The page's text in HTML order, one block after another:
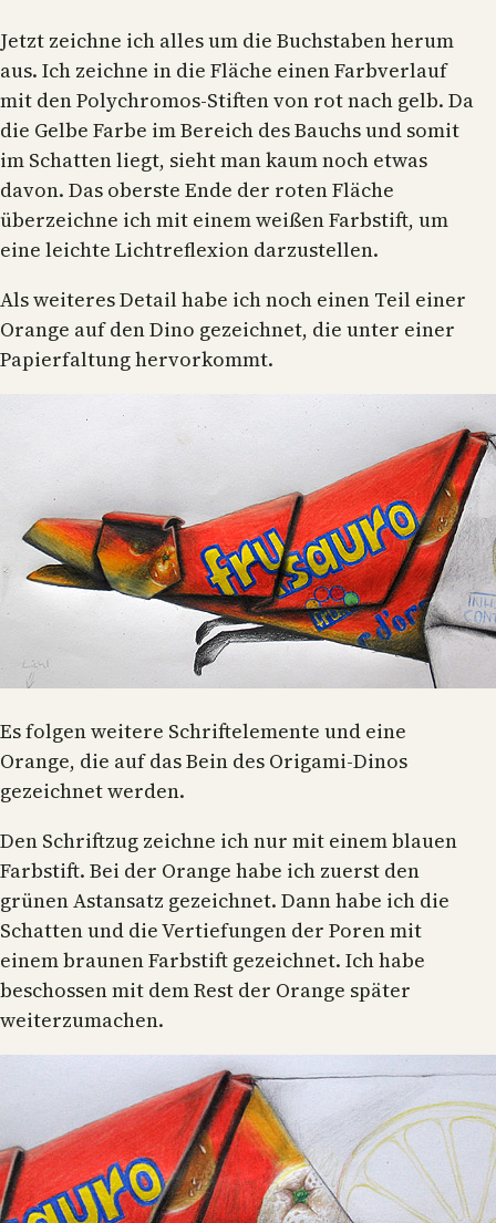
Jetzt zeichne ich alles um die Buchstaben herum
aus. Ich zeichne in die Fläche einen Farbverlauf
mit den Polychromos-Stiften von rot nach gelb. Da
die Gelbe Farbe im Bereich des Bauchs und somit
im Schatten liegt, sieht man kaum noch etwas
davon. Das oberste Ende der roten Fläche
überzeichne ich mit einem weißen Farbstift, um
eine leichte Lichtreflexion darzustellen.
Als weiteres Detail habe ich noch einen Teil einer
Orange auf den Dino gezeichnet, die unter einer
Papierfaltung hervorkommt.
Es folgen weitere Schriftelemente und eine
Orange, die auf das Bein des Origami-Dinos
gezeichnet werden.
Den Schriftzug zeichne ich nur mit einem blauen
Farbstift. Bei der Orange habe ich zuerst den
grünen Astansatz gezeichnet. Dann habe ich die
Schatten und die Vertiefungen der Poren mit
einem braunen Farbstift gezeichnet. Ich habe
beschossen mit dem Rest der Orange später
weiterzumachen.